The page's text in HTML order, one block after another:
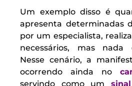
Um exemplo disso é
apresenta determinadas
por um especialista,
necessários, mas nada
Nesse cenário, a
ocorrendo ainda no
servindo como um